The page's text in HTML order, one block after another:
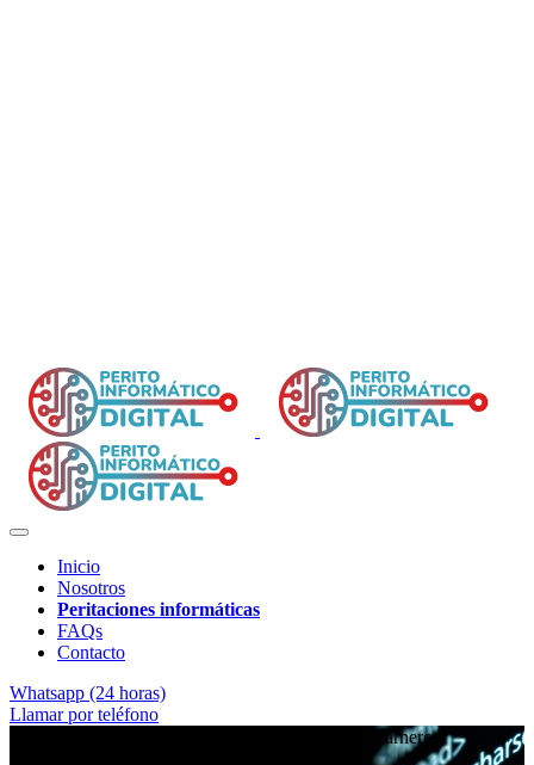
Inicio
Nosotros
Peritaciones informáticas
FAQs
Contacto
Whatsapp (24 horas)
Llamar por teléfono
Navalcarnero